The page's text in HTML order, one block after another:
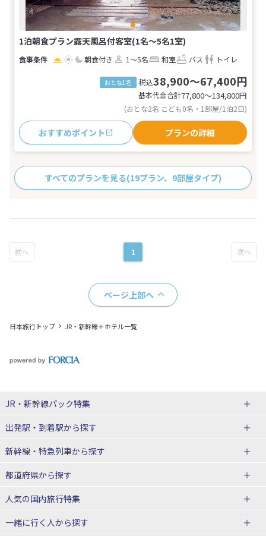
1泊朝食プラン露天風呂付客室(1名～5名1室)
朝食付き 1～5名 和室 バス トイレ
おとな1名 税込38,900～67,400円
基本代金合計77,800〜134,800円
(おとな2名 こども0名・1部屋/1泊2日)
おすすめポイント プランの詳細
すべてのプランを見る(19プラン、9部屋タイプ)
1
ページ上部へ
日本旅行トップ JR・新幹線＋ホテル一覧
JR・新幹線パック特集
JR・新幹線＋ホテルパック
出張パック
出発駅・到着駅から探す
秋田⇔東京 新幹線パック
仙台→東京 新幹線パック
富山⇔東京 新幹線パック
東京→仙台 新幹線パック
新幹線・特急列車から探す
北海道新幹線 旅行
山形新幹線 旅行
東海道新幹線 旅行
都道府県から探す
北海道旅行・ツアー
人気の国内旅行特集
東京ディズニーリゾート®への旅
ユニバーサル・スタジオ・ジャパ
一緒に行く人から探す